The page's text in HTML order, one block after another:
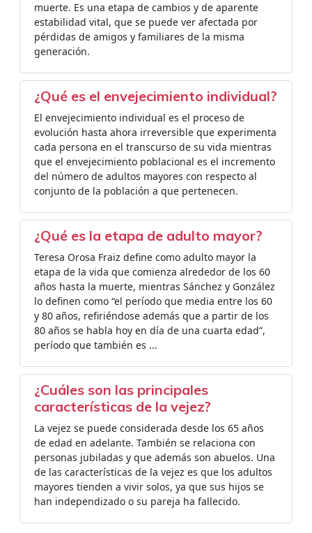
muerte. Es una etapa de cambios y de aparente
estabilidad vital, que se puede ver afectada por
pérdidas de amigos y familiares de la misma
generación.
¿Qué es el envejecimiento individual?
El envejecimiento individual es el proceso de
evolución hasta ahora irreversible que experimenta
cada persona en el transcurso de su vida mientras
que el envejecimiento poblacional es el incremento
del número de adultos mayores con respecto al
conjunto de la población a que pertenecen.
¿Qué es la etapa de adulto mayor?
Teresa Orosa Fraiz define como adulto mayor la
etapa de la vida que comienza alrededor de los 60
años hasta la muerte, mientras Sánchez y González
lo definen como “el período que media entre los 60
y 80 años, refiriéndose además que a partir de los
80 años se habla hoy en día de una cuarta edad”,
período que también es ...
¿Cuáles son las principales
características de la vejez?
La vejez se puede considerada desde los 65 años
de edad en adelante. También se relaciona con
personas jubiladas y que además son abuelos. Una
de las características de la vejez es que los adultos
mayores tienden a vivir solos, ya que sus hijos se
han independizado o su pareja ha fallecido.